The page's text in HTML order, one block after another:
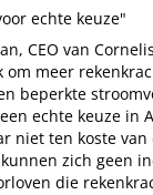
echte keuze"
CEO van
meer
beperkte
echte keuze in
niet ten koste
zich geen
die